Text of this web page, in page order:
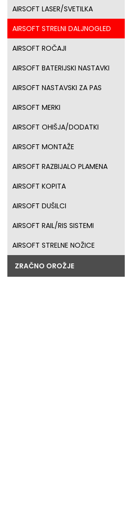
AIRSOFT LASER/SVETILKA
AIRSOFT STRELNI DALJNOGLED
AIRSOFT ROČAJI
AIRSOFT BATERIJSKI NASTAVKI
AIRSOFT NASTAVSKI ZA PAS
AIRSOFT MERKI
AIRSOFT OHIŠJA/DODATKI
AIRSOFT MONTAŽE
AIRSOFT RAZBIJALO PLAMENA
AIRSOFT KOPITA
AIRSOFT DUŠILCI
AIRSOFT RAIL/RIS SISTEMI
AIRSOFT STRELNE NOŽICE
ZRAČNO OROŽJE